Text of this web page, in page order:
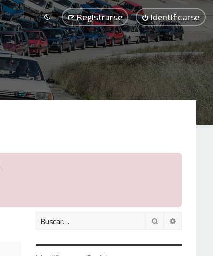
Identificarse
Registrarse
Buscar